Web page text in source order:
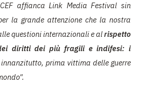
affianca Link Media Festival sin
la grande attenzione che la nostra
questioni internazionali e alrispetto
diritti dei più fragili e indifesi: i
innanzitutto, prima vittima delle guerre